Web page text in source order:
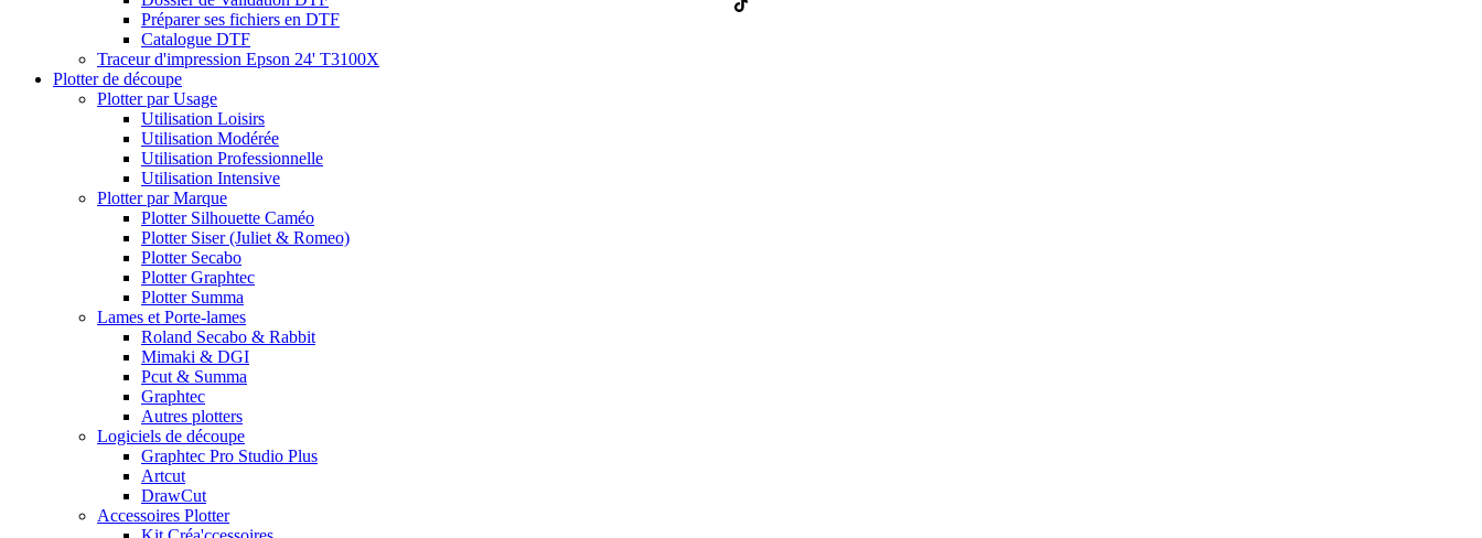
Préparer ses fichiers en DTF
Catalogue DTF
Traceur d'impression Epson 24' T3100X
Plotter de découpe
Plotter par Usage
Utilisation Loisirs
Utilisation Modérée
Utilisation Professionnelle
Utilisation Intensive
Plotter par Marque
Plotter Silhouette Caméo
Plotter Siser (Juliet & Romeo)
Plotter Secabo
Plotter Graphtec
Plotter Summa
Lames et Porte-lames
Roland Secabo & Rabbit
Mimaki & DGI
Pcut & Summa
Graphtec
Autres plotters
Logiciels de découpe
Graphtec Pro Studio Plus
Artcut
DrawCut
Accessoires Plotter